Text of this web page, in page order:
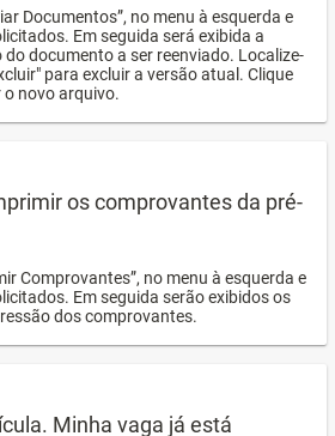
Documentos”, no menu à esquerda e
Em seguida será exibida a
documento a ser reenviado. Localize-
para excluir a versão atual. Clique
o novo arquivo.
os comprovantes da pré-
Comprovantes”, no menu à esquerda e
Em seguida serão exibidos os
dos comprovantes.
Minha vaga já está